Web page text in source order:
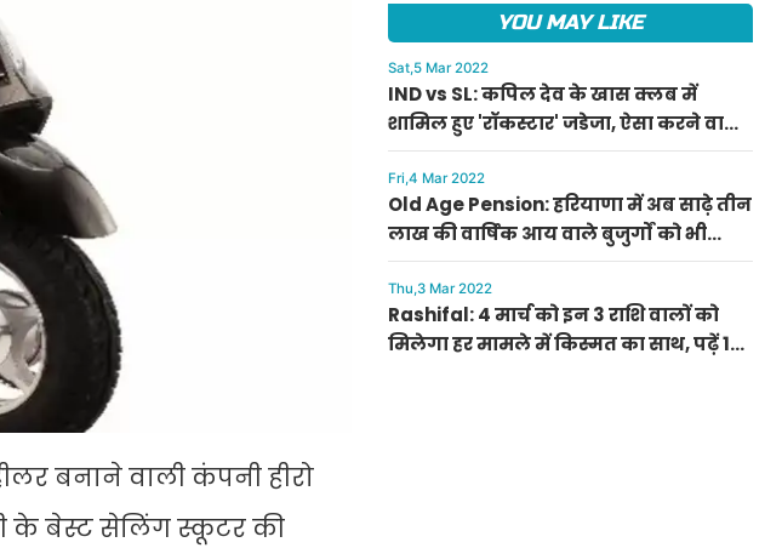
बनाने वाली कंपनी हीरो
के बेस्ट सेलिंग स्कूटर की
YOU MAY LIKE
Sat,5 Mar 2022
IND vs SL: कपिल देव के खास क्लब में
शामिल हुए 'रॉकस्टार' जडेजा, ऐसा करने वाले
बने मात्र दूसरे भारतीय
Fri,4 Mar 2022
Old Age Pension: हरियाणा में अब साढ़े तीन
लाख की वार्षिक आय वाले बुजुर्गों को भी
मिलेगी बुढ़ापा पेंशन, सीएम मनोहर लाल का
ऐलान
Thu,3 Mar 2022
Rashifal: 4 मार्च को इन 3 राशि वालों को
मिलेगा हर मामले में किस्मत का साथ, पढ़ें 12